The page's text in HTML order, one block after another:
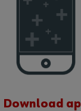
Download